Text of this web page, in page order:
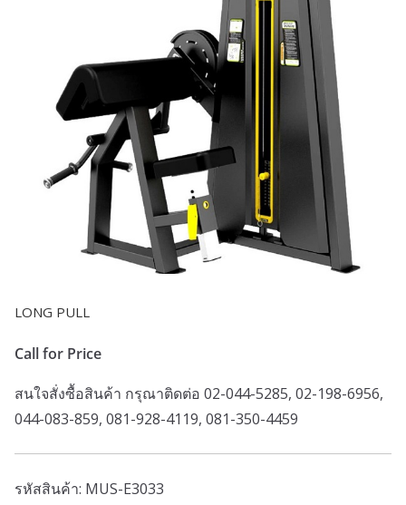
LONG PULL
Call for Price
สนใจสั่งซื้อสินค้า กรุณาติดต่อ 02-044-5285, 02-198-6956,
044-083-859, 081-928-4119, 081-350-4459
รหัสสินค้า: MUS-E3033